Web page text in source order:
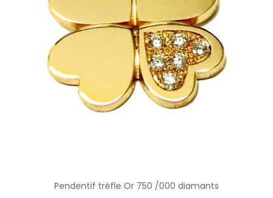
Pendentif trèfle Or 750 /000 diamants